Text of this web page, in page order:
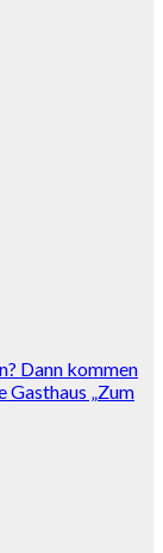
Dann kommen
Gasthaus „Zum